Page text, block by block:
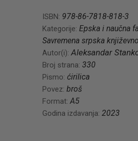
ISBN: 978-86-7818-818-3
Kategorije: Epska i naučna
Savremena srpska
Autor(i):Aleksandar
Broj strana: 330
Pismo: ćirilica
Povez: broš
Format:A5
Godina izdavanja: 2023